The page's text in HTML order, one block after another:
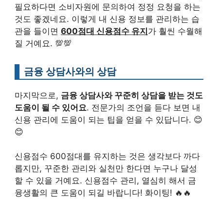
필요하다면 소비자원에 문의하여 정정 요청을 하는
것도 좋겠네요. 이렇게 내 신용 정보를 관리하는 습
관을 들이면 600점대 신용점수 유지가 훨씬 수월해
질 거예요. 💯💯
금융 상담사와의 상담
마지막으로, 금융 상담사와 꾸준히 상담을 받는 것도
도움이 될 수 있어요. 전문가의 조언을 듣다 보면 내
신용 관리에 도움이 되는 팁을 얻을 수 있답니다. 😊
😊
신용점수 600점대를 유지하는 것은 생각보다 까다
롭지만, 꾸준한 관리와 실천만 한다면 누구나 달성
할 수 있을 거예요. 신용점수 관리, 열심히 해서 금
융생활의 큰 도움이 되길 바랍니다! 화이팅! 🔥🔥